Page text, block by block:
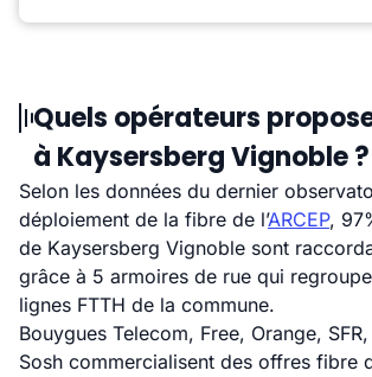
Quels opérateurs
à Kaysersberg Vignoble ?
Selon les données du dernier
déploiement de la fibre de l’ARCEP,
de Kaysersberg Vignoble sont
grâce à 5 armoires de rue qui
lignes FTTH de la commune.
Bouygues Telecom, Free, Orange,
Sosh commercialisent des offres fibre